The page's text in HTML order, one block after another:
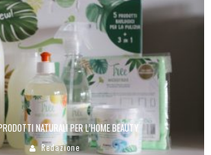
NATURALI PER L’HOME BEAUTY
Redazione